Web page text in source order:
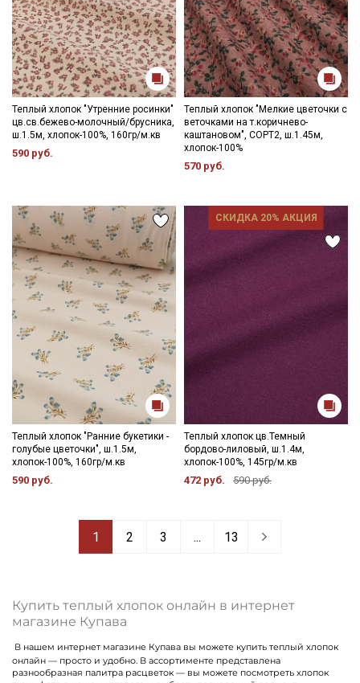
Теплый хлопок "Утренние росинки"
цв.св.бежево-молочный/брусника,
ш.1.5м, хлопок-100%, 160гр/м.кв
590 руб.
Теплый хлопок "Мелкие цветочки с
веточками на т.коричнево-
каштановом", СОРТ2, ш.1.45м,
хлопок-100%
570 руб.
Теплый хлопок "Ранние букетики -
голубые цветочки", ш.1.5м,
хлопок-100%, 160гр/м.кв
590 руб.
СКИДКА 20% АКЦИЯ
Теплый хлопок цв.Темный
бордово-лиловый, ш.1.4м,
хлопок-100%, 145гр/м.кв
472 руб. 590 руб.
1 2 3 ... 13
Купить теплый хлопок онлайн в интернет
магазине Купава
В нашем интернет магазине Купава вы можете купить теплый хлопок
онлайн — просто и удобно. В ассортименте представлена
разнообразная палитра расцветок — вы можете посмотреть хлопок